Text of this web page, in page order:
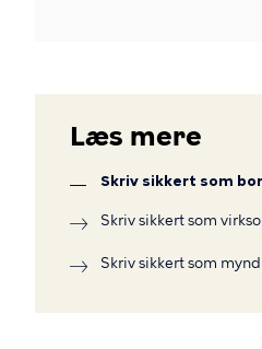
Læs mere
Skriv sikkert som
Skriv sikkert som
Skriv sikkert som